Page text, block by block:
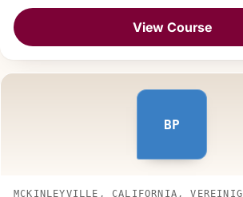
View Course
BP
MCKINLEYVILLE, CALIFORNIA,